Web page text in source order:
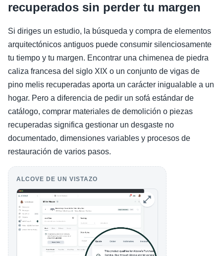
recuperados sin perder tu margen
Si diriges un estudio, la búsqueda y compra de elementos
arquitectónicos antiguos puede consumir silenciosamente
tu tiempo y tu margen. Encontrar una chimenea de piedra
caliza francesa del siglo XIX o un conjunto de vigas de
pino melis recuperadas aporta un carácter inigualable a un
hogar. Pero a diferencia de pedir un sofá estándar de
catálogo, comprar materiales de demolición o piezas
recuperadas significa gestionar un desgaste no
documentado, dimensiones variables y procesos de
restauración de varios pasos.
ALCOVE DE UN VISTAZO